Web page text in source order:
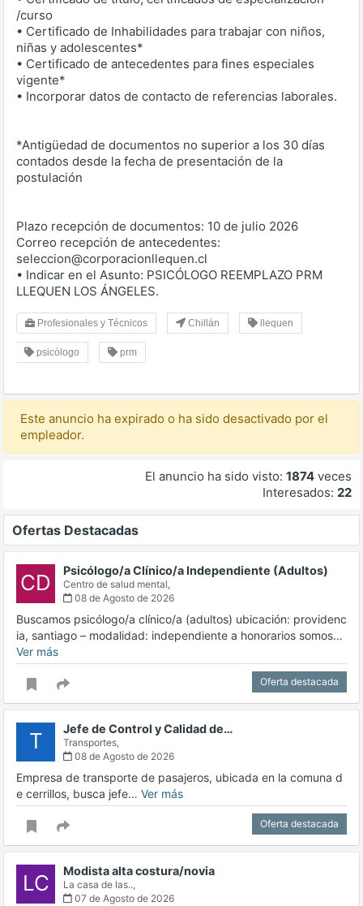
/curso
• Certificado de Inhabilidades para trabajar con niños,
niñas y adolescentes*
• Certificado de antecedentes para fines especiales
vigente*
• Incorporar datos de contacto de referencias laborales.
*Antigüedad de documentos no superior a los 30 días
contados desde la fecha de presentación de la
postulación
Plazo recepción de documentos: 10 de julio 2026
Correo recepción de antecedentes:
seleccion@corporacionllequen.cl
• Indicar en el Asunto: PSICÓLOGO REEMPLAZO PRM
LLEQUEN LOS ÁNGELES.
Profesionales y Técnicos Chillán llequen
psicólogo prm
Este anuncio ha expirado o ha sido desactivado por el
empleador.
El anuncio ha sido visto: 1874 veces
Interesados: 22
Ofertas Destacadas
CD Psicólogo/a Clínico/a Independiente (Adultos)
Centro de salud mental,
08 de Agosto de 2026
Buscamos psicólogo/a clínico/a (adultos) ubicación: providenc
ia, santiago – modalidad: independiente a honorarios somos…
Ver más
Oferta destacada
T Jefe de Control y Calidad de…
Transportes,
08 de Agosto de 2026
Empresa de transporte de pasajeros, ubicada en la comuna d
e cerrillos, busca jefe… Ver más
Oferta destacada
LC Modista alta costura/novia
La casa de las..,
07 de Agosto de 2026